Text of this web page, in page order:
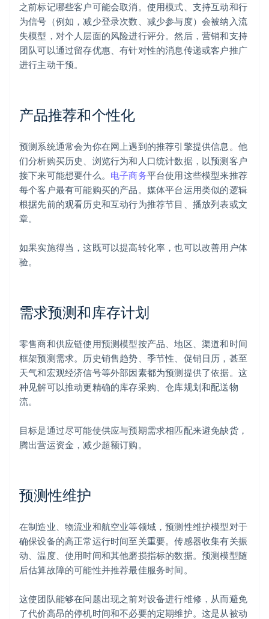
之前标记哪些客户可能会取消。使用模式、支持互动和行
为信号（例如，减少登录次数、减少参与度）会被纳入流
失模型，对个人层面的风险进行评分。然后，营销和支持
团队可以通过留存优惠、有针对性的消息传递或客户推广
进行主动干预。
产品推荐和个性化
预测系统通常会为你在网上遇到的推荐引擎提供信息。他
们分析购买历史、浏览行为和人口统计数据，以预测客户
接下来可能想要什么。 电子商务平台使用这些模型来推荐
每个客户最有可能购买的产品。媒体平台运用类似的逻辑
根据先前的观看历史和互动行为推荐节目、播放列表或文
章。
如果实施得当，这既可以提高转化率，也可以改善用户体
验。
需求预测和库存计划
零售商和供应链使用预测模型按产品、地区、渠道和时间
框架预测需求。历史销售趋势、季节性、促销日历，甚至
天气和宏观经济信号等外部因素都为预测提供了依据。这
种见解可以推动更精确的库存采购、仓库规划和配送物
流。
目标是通过尽可能使供应与预期需求相匹配来避免缺货，
腾出营运资金，减少超额订购。
预测性维护
在制造业、物流业和航空业等领域，预测性维护模型对于
确保设备的高正常运行时间至关重要。传感器收集有关振
动、温度、使用时间和其他磨损指标的数据。预测模型随
后估算故障的可能性并推荐最佳服务时间。
这使团队能够在问题出现之前对设备进行维修，从而避免
了代价高昂的停机时间和不必要的定期维护。这是从被动
阿联酋
爱尔兰
English
爱沙尼亚
English
澳大利亚
English